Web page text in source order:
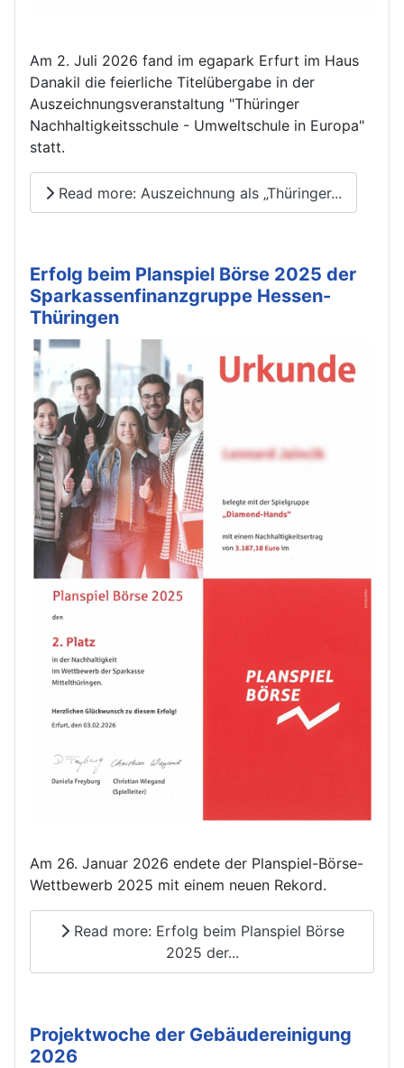
Am 2. Juli 2026 fand im egapark Erfurt im Haus
Danakil die feierliche Titelübergabe in der
Auszeichnungsveranstaltung "Thüringer
Nachhaltigkeitsschule - Umweltschule in Europa"
statt.
Read more: Auszeichnung als „Thüringer...
Erfolg beim Planspiel Börse 2025 der
Sparkassenfinanzgruppe Hessen-
Thüringen
Am 26. Januar 2026 endete der Planspiel-Börse-
Wettbewerb 2025 mit einem neuen Rekord.
Read more: Erfolg beim Planspiel Börse
2025 der...
Projektwoche der Gebäudereinigung
2026